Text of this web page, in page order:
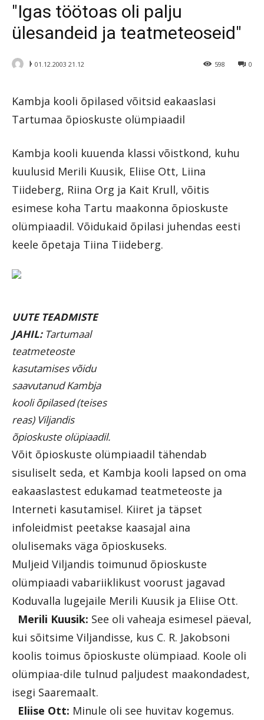
"Igas töötoas oli palju
ülesandeid ja teatmeteoseid"
ᚦ 0
01.12.2003 21.12 598
Kambja kooli õpilased võitsid eakaaslasi
Tartumaa õpioskuste olümpiaadil
Kambja kooli kuuenda klassi võistkond, kuhu
kuulusid Merili Kuusik, Eliise Ott, Liina
Tiideberg, Riina Org ja Kait Krull, võitis
esimese koha Tartu maakonna õpioskuste
olümpiaadil. Võidukaid õpilasi juhendas eesti
keele õpetaja Tiina Tiideberg.
UUTE TEADMISTE
JAHIL:Tartumaal
teatmeteoste
kasutamises võidu
saavutanud Kambja
kooli õpilased (teises
reas) Viljandis
õpioskuste olüpiaadil.
Võit õpioskuste olümpiaadil tähendab
sisuliselt seda, et Kambja kooli lapsed on oma
eakaaslastest edukamad teatmeteoste ja
Interneti kasutamisel. Kiiret ja täpset
infoleidmist peetakse kaasajal aina
olulisemaks väga õpioskuseks.
Muljeid Viljandis toimunud õpioskuste
olümpiaadi vabariiklikust voorust jagavad
Koduvalla lugejaile Merili Kuusik ja Eliise Ott.
Merili Kuusik: See oli vaheaja esimesel päeval,
kui sõitsime Viljandisse, kus C. R. Jakobsoni
koolis toimus õpioskuste olümpiaad. Koole oli
olümpiaa-dile tulnud paljudest maakondadest,
isegi Saaremaalt.
Eliise Ott: Minule oli see huvitav kogemus.